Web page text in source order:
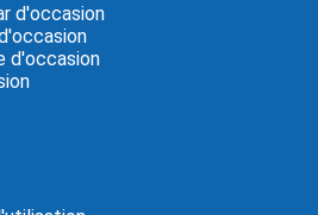
d'occasion
d'occasion